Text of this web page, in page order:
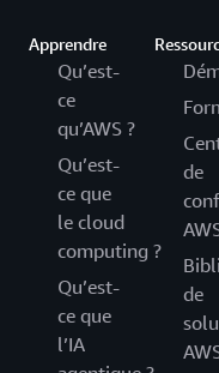
Apprendre
Qu’est-
ce
qu’AWS ?
Qu’est-
ce que
le cloud
computing ?
Qu’est-
ce que
l’IA
de
de